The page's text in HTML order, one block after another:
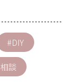
#DIY
談